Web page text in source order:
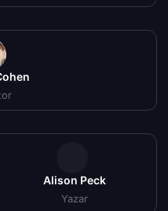
Alison Peck
Yazar